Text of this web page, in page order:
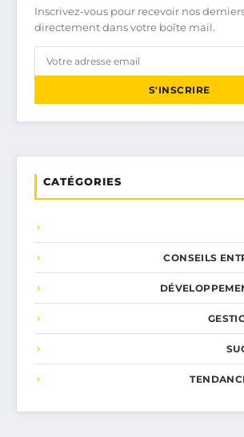
Inscrivez-vous pour recevoir nos
directement dans votre boîte mail.
S'INSCRIRE
CATÉGORIES
CONSEILS